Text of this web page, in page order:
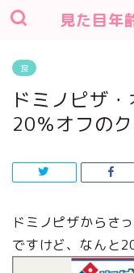
見た目年
食
ドミノピザ
20％オフの
ドミノピザからさ
ですけど、なんと